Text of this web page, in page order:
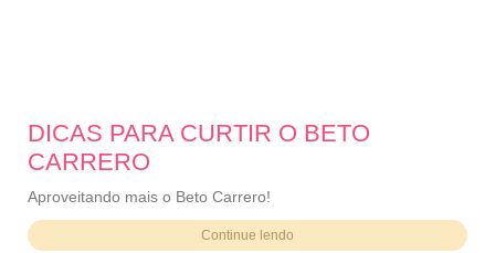
DICAS PARA CURTIR O BETO
CARRERO
Aproveitando mais o Beto Carrero!
Continue lendo